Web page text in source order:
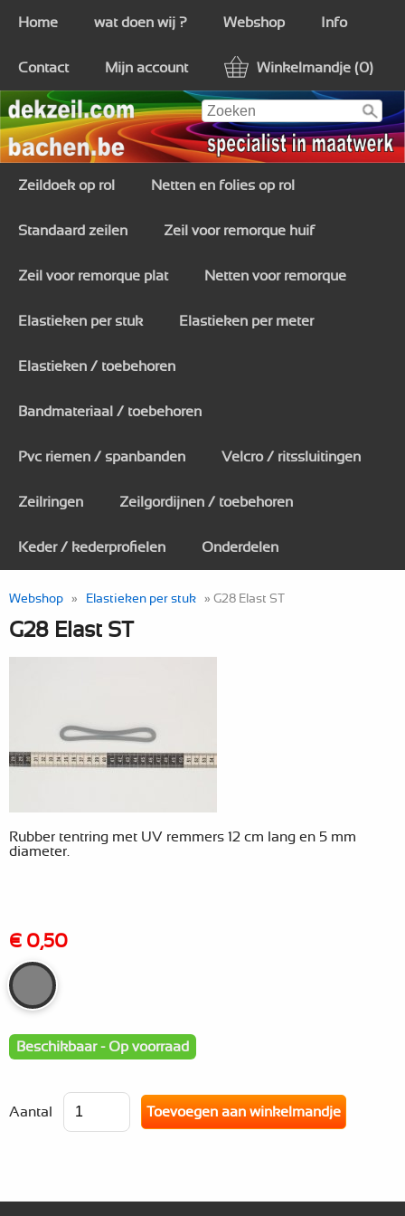
Home wat doen wij ? Webshop Info
Contact Mijn account Winkelmandje (0)
Zeildoek op rol Netten en folies op rol
Standaard zeilen Zeil voor remorque huif
Zeil voor remorque plat Netten voor remorque
Elastieken per stuk Elastieken per meter
Elastieken / toebehoren
Bandmateriaal / toebehoren
Pvc riemen / spanbanden Velcro / ritssluitingen
Zeilringen Zeilgordijnen / toebehoren
Keder / kederprofielen Onderdelen
Webshop » Elastieken per stuk » G28 Elast ST
G28 Elast ST
Rubber tentring met UV remmers 12 cm lang en 5 mm
diameter.
€ 0,50
Beschikbaar - Op voorraad
Aantal